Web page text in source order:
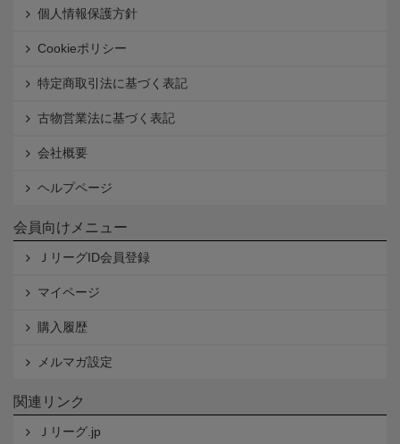
個人情報保護方針
Cookieポリシー
特定商取引法に基づく表記
古物営業法に基づく表記
会社概要
ヘルプページ
会員向けメニュー
ＪリーグID会員登録
マイページ
購入履歴
メルマガ設定
関連リンク
Ｊリーグ.jp